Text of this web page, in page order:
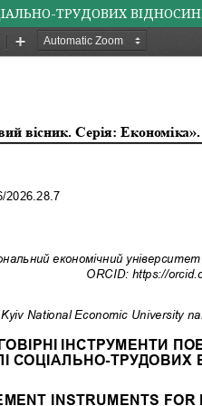
ТРУДОВИХ ВІДНОСИН